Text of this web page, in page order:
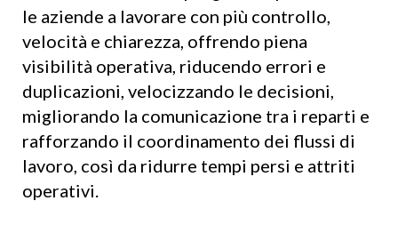
le aziende a lavorare con più controllo,
velocità e chiarezza, offrendo piena
visibilità operativa, riducendo errori e
duplicazioni, velocizzando le decisioni,
migliorando la comunicazione tra i reparti e
rafforzando il coordinamento dei flussi di
lavoro, così da ridurre tempi persi e attriti
operativi.